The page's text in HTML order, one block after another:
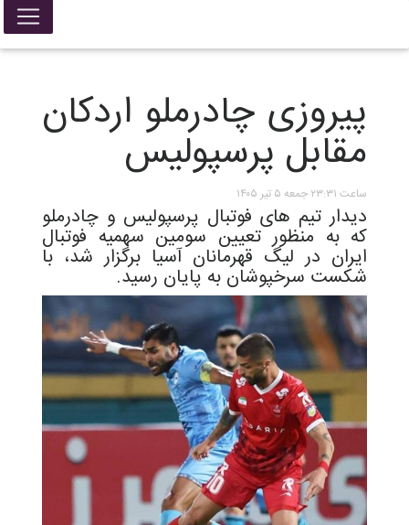
پیروزی چادرملو اردکان
مقابل پرسپولیس
ساعت ۲۳:۳۱ جمعه ۵ تیر ۱۴۰۵
دیدار تیم های فوتبال پرسپولیس و چادرملو
که به منظور تعیین سومین سهمیه فوتبال
ایران در لیگ قهرمانان آسیا برگزار شد، با
شکست سرخپوشان به پایان رسید.